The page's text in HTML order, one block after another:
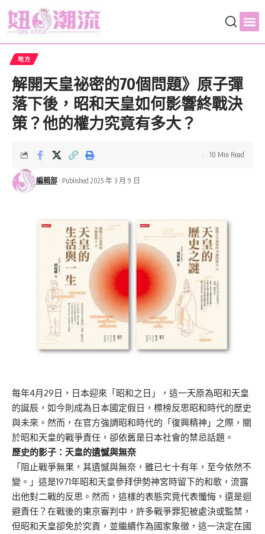
地方
解開天皇祕密的70個問題》原子彈
落下後，昭和天皇如何影響終戰決
策？他的權力究竟有多大？
編輯部 Published 2025 年 3 月 9 日
10 Min Read
每年4月29日，日本迎來「昭和之日」，這一天原為昭和天皇
的誕辰，如今則成為日本國定假日，標榜反思昭和時代的歷史
與未來。然而，在官方強調昭和時代的「復興精神」之際，關
於昭和天皇的戰爭責任，卻依舊是日本社會的禁忌話題。
歷史的影子：天皇的遺憾與無奈
「阻止戰爭無果，其遺憾與無奈，雖已七十有年，至今依然不
變。」這是1971年昭和天皇參拜伊勢神宮時留下的和歌，流露
出他對二戰的反思。然而，這樣的表態究竟代表懺悔，還是迴
避責任？在戰後的東京審判中，許多戰爭罪犯被處決或監禁，
但昭和天皇卻免於究責，並繼續作為國家象徵，這一決定在國